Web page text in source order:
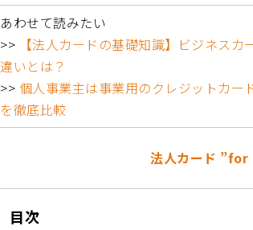
あわせて読みたい
>>
【法人カードの基礎知識】ビジネス
違いとは？
>> 個人事業主は事業用のクレジットカー
を徹底比較
法人カード ”for
目次